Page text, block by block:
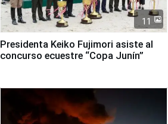
11
Presidenta Keiko Fujimori asiste al
concurso ecuestre “Copa Junín”